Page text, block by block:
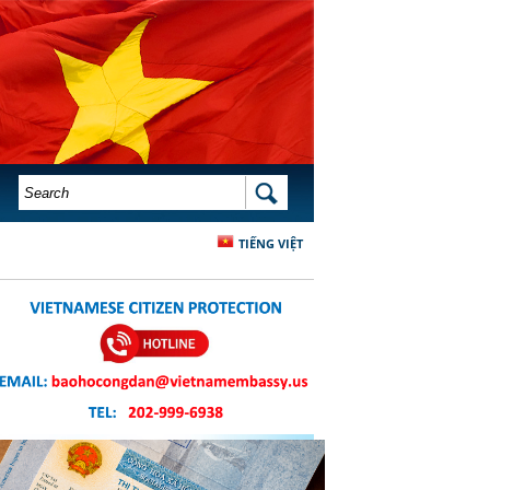
SEARCH FORM SEARCH
TIẾNG VIỆT